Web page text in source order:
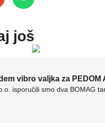
još
vibro valjka za PEDOM
isporučili smo dva BOMAG